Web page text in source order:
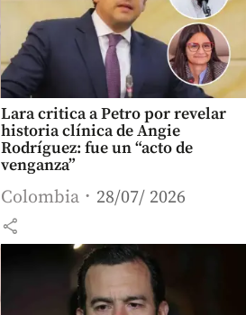
Lara critica a Petro por revelar
historia clínica de Angie
Rodríguez: fue un “acto de
venganza”
Colombia 28/07/ 2026
share